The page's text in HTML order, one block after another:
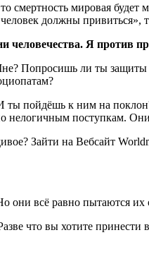
мировая
должны привиться»,
Я против
Попросишь ли ты
пойдёшь к ним на
поступкам.
Зайти на Вебсайт
они всё равно пытаются их
что вы хотите принести